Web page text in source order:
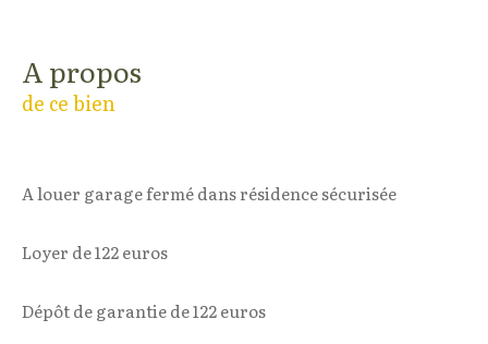
a propos
de ce bien
A louer garage fermé dans résidence sécurisée
Loyer de 122 euros
Dépôt de garantie de 122 euros